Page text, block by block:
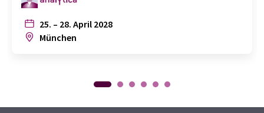
25. – 28. April 2028
München